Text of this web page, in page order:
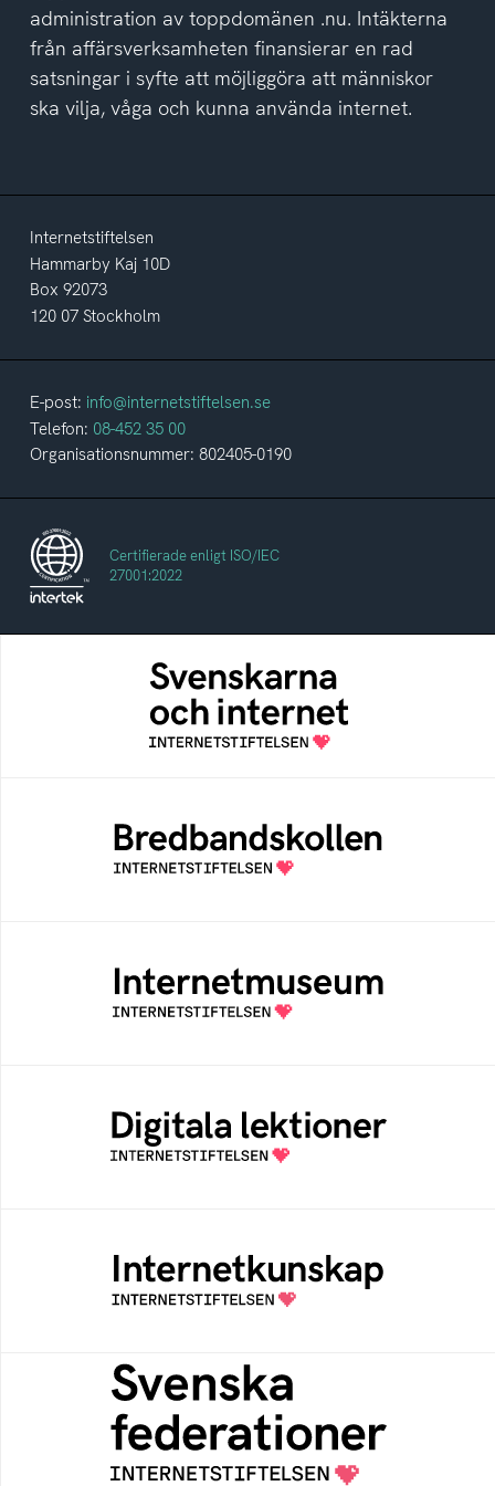
administration av toppdomänen .nu. Intäkterna
från affärsverksamheten finansierar en rad
satsningar i syfte att möjliggöra att människor
ska vilja, våga och kunna använda internet.
Internetstiftelsen
Hammarby Kaj 10D
Box 92073
120 07 Stockholm
E-post: info@internetstiftelsen.se
Telefon: 08-452 35 00
Organisationsnummer: 802405-0190
Certifierade enligt ISO/IEC
27001:2022
Svenskarna och internet
En årlig studie av svenska folkets
internetvanor
Bredbandskollen är ett oberoende
konsumentverktyg som drivs av
Internetstiftelsen
Ett digitalt museum som byggts, och kureras
av Internetstiftelsen
Öppen digital lärresurs med färdiga lektioner
för alla stadier i grundskolan
Samlad kunskap som hjälper dig att bli en
säker och medveten internetanvändare
Svenska federationer
Grunden för medlemskap i en sektors- eller
kontextspecifik federation